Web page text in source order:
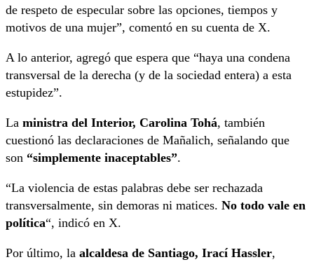
de respeto de especular sobre las opciones, tiempos y
motivos de una mujer”, comentó en su cuenta de X.
A lo anterior, agregó que espera que “haya una condena
transversal de la derecha (y de la sociedad entera) a esta
estupidez”.
La ministra del Interior, Carolina Tohá, también
cuestionó las declaraciones de Mañalich, señalando que
son “simplemente inaceptables”.
“La violencia de estas palabras debe ser rechazada
transversalmente, sin demoras ni matices. No todo vale en
política“, indicó en X.
Por último, la alcaldesa de Santiago, Irací Hassler,